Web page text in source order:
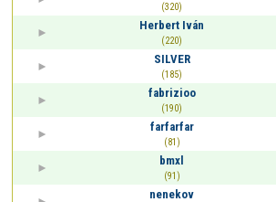
(320)
Herbert Iván
(220)
SILVER
(185)
fabrizioo
(190)
farfarfar
(81)
bmxl
(91)
nenekov